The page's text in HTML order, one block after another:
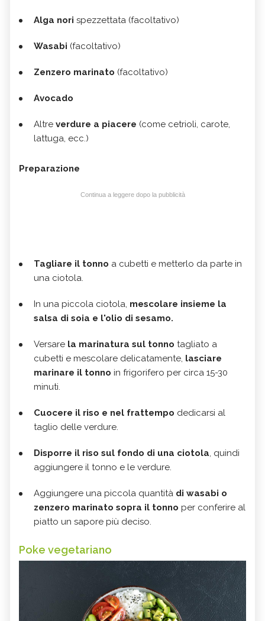
Alga nori spezzettata (facoltativo)
Wasabi (facoltativo)
Zenzero marinato (facoltativo)
Avocado
Altre verdure a piacere (come cetrioli, carote,
lattuga, ecc.)
Preparazione
Continua a leggere dopo la pubblicità
Tagliare il tonno a cubetti e metterlo da parte in
una ciotola.
In una piccola ciotola, mescolare insieme la
salsa di soia e l'olio di sesamo.
Versare la marinatura sul tonno tagliato a
cubetti e mescolare delicatamente, lasciare
marinare il tonno in frigorifero per circa 15-30
minuti.
Cuocere il riso e nel frattempo dedicarsi al
taglio delle verdure.
Disporre il riso sul fondo di una ciotola, quindi
aggiungere il tonno e le verdure.
Aggiungere una piccola quantità di wasabi o
zenzero marinato sopra il tonno per conferire al
piatto un sapore più deciso.
Poke vegetariano